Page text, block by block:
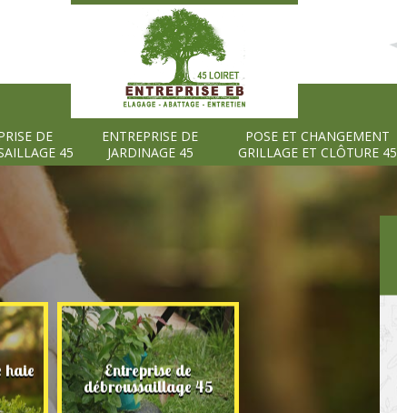
DE
45
ENTREPRISE DE
JARDINAGE 45
POSE ET CHANGEMENT
GRILLAGE ET CLÔTURE 45
Entreprise de
débroussaillage 45